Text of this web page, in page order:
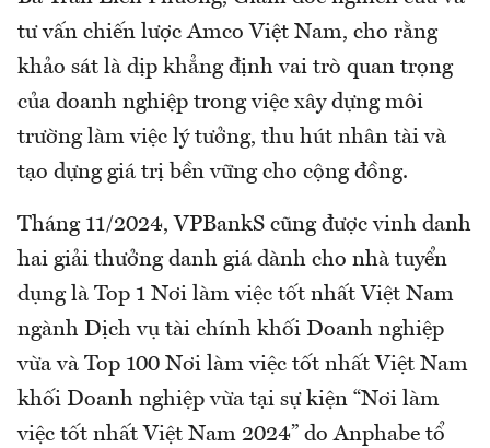
tư vấn chiến lược Amco Việt Nam, cho rằng
khảo sát là dịp khẳng định vai trò quan trọng
của doanh nghiệp trong việc xây dựng môi
trường làm việc lý tưởng, thu hút nhân tài và
tạo dựng giá trị bền vững cho cộng đồng.
Tháng 11/2024, VPBankS cũng được vinh danh
hai giải thưởng danh giá dành cho nhà tuyển
dụng là Top 1 Nơi làm việc tốt nhất Việt Nam
ngành Dịch vụ tài chính khối Doanh nghiệp
vừa và Top 100 Nơi làm việc tốt nhất Việt Nam
khối Doanh nghiệp vừa tại sự kiện “Nơi làm
việc tốt nhất Việt Nam 2024” do Anphabe tổ